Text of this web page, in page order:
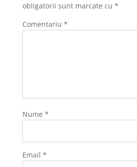
obligatorii sunt marcate cu *
Comentariu *
Nume *
Email *